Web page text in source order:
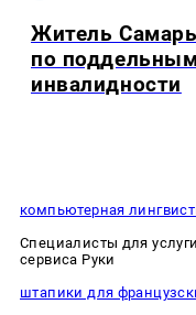
Житель
по
инвалидности
компьютерная
Специалисты для услуги
сервиса Руки
штапики для